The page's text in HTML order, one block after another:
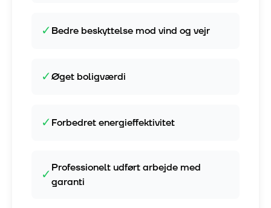
✓Bedre beskyttelse mod vind og vejr
✓Øget boligværdi
✓Forbedret energieffektivitet
✓Professionelt udført arbejde med
garanti